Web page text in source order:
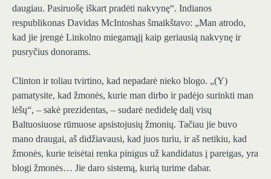
daugiau. Pasiruošę iškart pradėti nakvynę“. Indianos
respublikonas Davidas McIntoshas šmaikštavo: „Man atrodo,
kad jie įrengė Linkolno miegamąjį kaip geriausią nakvynę ir
pusryčius donorams.
Clinton ir toliau tvirtino, kad nepadarė nieko blogo. „(Y)
pamatysite, kad žmonės, kurie man dirbo ir padėjo surinkti man
lėšų“, – sakė prezidentas, – sudarė nedidelę dalį visų
Baltuosiuose rūmuose apsistojusių žmonių. Tačiau jie buvo
mano draugai, aš didžiavausi, kad juos turiu, ir aš netikiu, kad
žmonės, kurie teisėtai renka pinigus už kandidatus į pareigas, yra
blogi žmonės… Jie daro sistemą, kurią turime dabar.